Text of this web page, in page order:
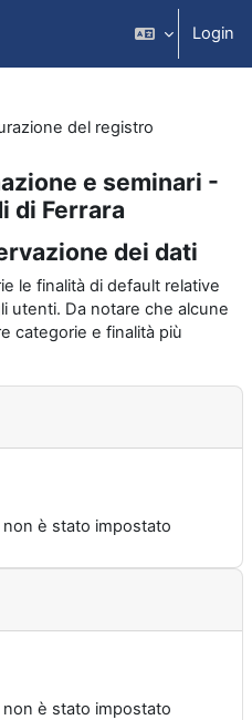
Login
del registro
e seminari -
di Ferrara
dei dati
le finalità di default relative
utenti. Da notare che alcune
categorie e finalità più
è stato impostato
è stato impostato